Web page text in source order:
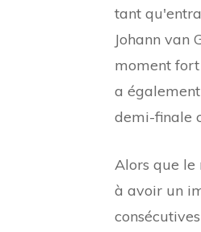
tant
Johann van
moment
a
demi-finale
Alors que le
à avoir un